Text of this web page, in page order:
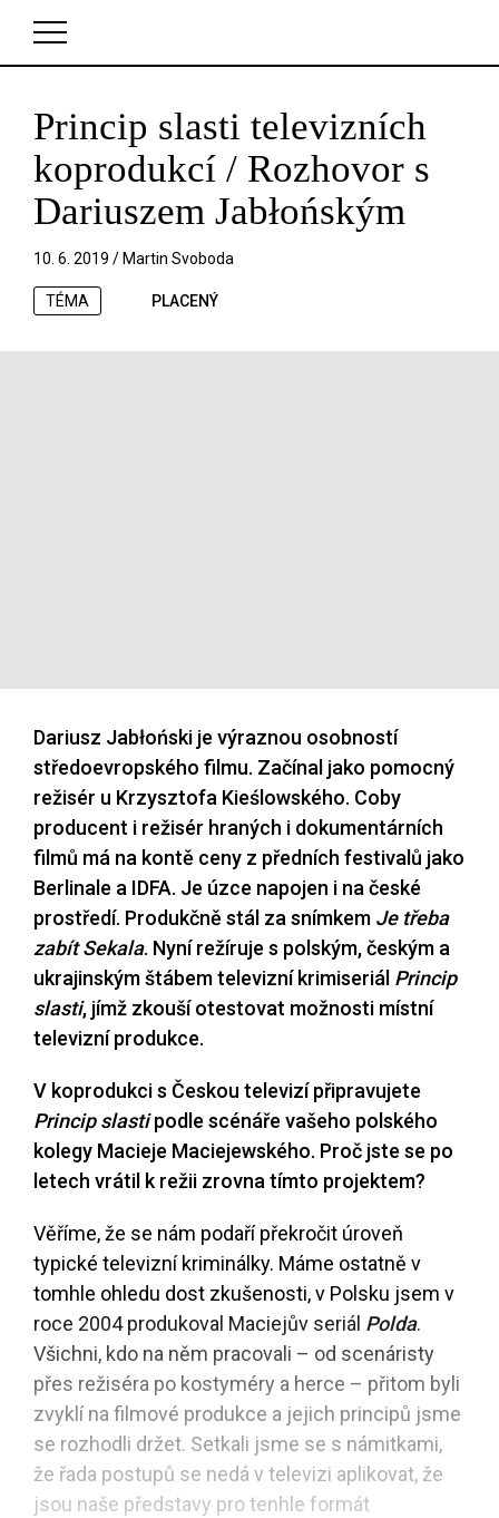
V košíku zatím nemáte žádné položky.
Princip slasti televizních
koprodukcí / Rozhovor s
Dariuszem Jabłońským
10. 6. 2019 / Martin Svoboda
TÉMA PLACENÝ
Dariusz Jabłoński je výraznou osobností
středoevropského filmu. Začínal jako pomocný
režisér u Krzysztofa Kieślowského. Coby
producent i režisér hraných i dokumentárních
filmů má na kontě ceny z předních festivalů jako
Berlinale a IDFA. Je úzce napojen i na české
prostředí. Produkčně stál za snímkem Je třeba
zabít Sekala. Nyní režíruje s polským, českým a
ukrajinským štábem televizní krimiseriál Princip
slasti, jímž zkouší otestovat možnosti místní
televizní produkce.
V koprodukci s Českou televizí připravujete
Princip slastipodle scénáře vašeho polského
kolegy Macieje Maciejewského. Proč jste se po
letech vrátil k režii zrovna tímto projektem?
Věříme, že se nám podaří překročit úroveň
typické televizní kriminálky. Máme ostatně v
tomhle ohledu dost zkušenosti, v Polsku jsem v
roce 2004 produkoval Maciejův seriál Polda.
Všichni, kdo na něm pracovali – od scenáristy
přes režiséra po kostyméry a herce – přitom byli
zvyklí na filmové produkce a jejich principů jsme
se rozhodli držet. Setkali jsme se s námitkami,
že řada postupů se nedá v televizi aplikovat, že
jsou naše představy pro tenhle formát